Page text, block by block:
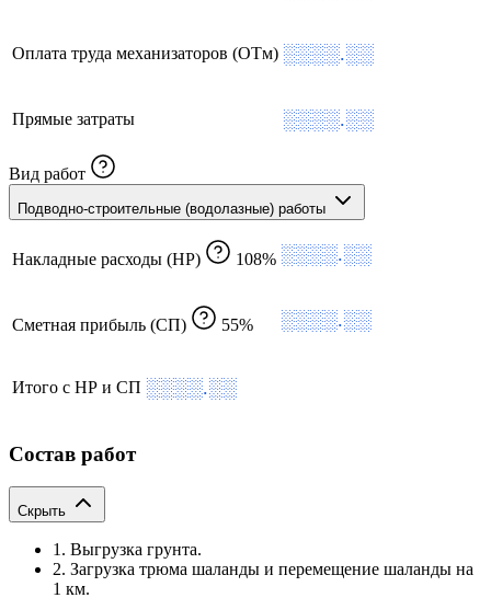
Оплата труда механизаторов (ОТм) ░░░░.░░
Прямые затраты ░░░░.░░
Вид работ
Подводно-строительные (водолазные) работы
Накладные расходы (НР) 108% ░░░░.░░
Сметная прибыль (СП) 55% ░░░░.░░
Итого с НР и СП ░░░░.░░
Состав работ
Скрыть
1. Выгрузка грунта.
2. Загрузка трюма шаланды и перемещение шаланды на
1 км.